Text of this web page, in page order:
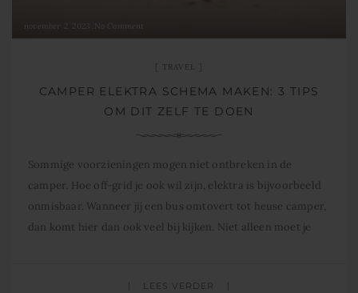
november 2, 2023 No Comment
TRAVEL
CAMPER ELEKTRA SCHEMA MAKEN: 3 TIPS
OM DIT ZELF TE DOEN
Sommige voorzieningen mogen niet ontbreken in de
camper. Hoe off-grid je ook wil zijn, elektra is bijvoorbeeld
onmisbaar. Wanneer jij een bus omtovert tot heuse camper,
dan komt hier dan ook veel bij kijken. Niet alleen moet je
LEES VERDER